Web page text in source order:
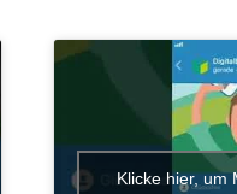
Klicke hier, um